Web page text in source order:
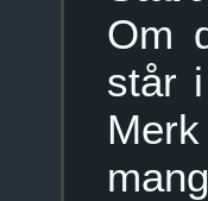
Om
står